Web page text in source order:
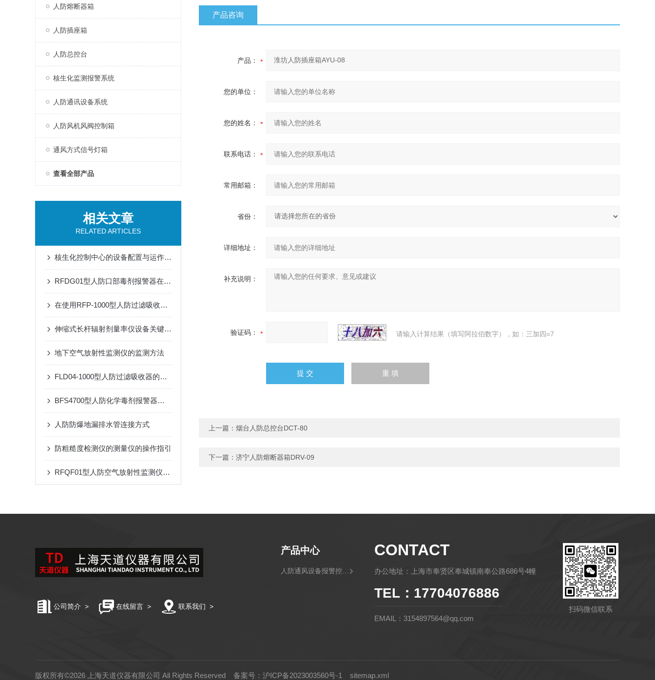
人防熔断器箱
人防插座箱
人防总控台
核生化监测报警系统
人防通讯设备系统
人防风机风阀控制箱
通风方式信号灯箱
查看全部产品
相关文章
RELATED ARTICLES
核生化控制中心的设备配置与运作模式
RFDG01型人防口部毒剂报警器在应急响应中的应用效果
在使用RFP-1000型人防过滤吸收器时需要遵循的安全操作规程
伸缩式长杆辐射剂量率仪设备关键技术与应用
地下空气放射性监测仪的监测方法
FLD04-1000型人防过滤吸收器的维护与保养技巧
BFS4700型人防化学毒剂报警器是重要技术屏障
人防防爆地漏排水管连接方式
防粗糙度检测仪的测量仪的操作指引
RFQF01型人防空气放射性监测仪的工作原理与技术分析
产品咨询
产品：
您的单位：
您的姓名：
联系电话：
常用邮箱：
省份：
详细地址：
补充说明：
验证码： 请输入计算结果（填写阿拉伯数字），如：三加四=7
上一篇： 烟台人防总控台DCT-80
下一篇： 济宁人防熔断器箱DRV-09
公司简介 > 在线留言 > 联系我们 >
产品中心 CONTACT
办公地址：上海市奉贤区奉城镇南奉公路686号4幢
TEL：17704076886
EMAIL：3154897564@qq.com
扫码微信联系
版权所有©2026 上海天道仪器有限公司 All Rights Reserved 备案号：沪ICP备2023003560号-1 sitemap.xml